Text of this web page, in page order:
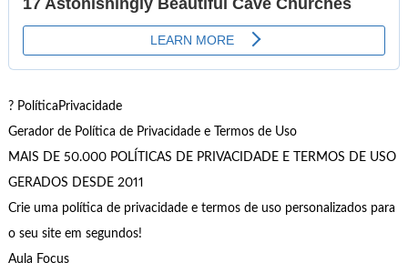
? PolíticaPrivacidade
Gerador de Política de Privacidade e Termos de Uso
MAIS DE 50.000 POLÍTICAS DE PRIVACIDADE E TERMOS DE USO
GERADOS DESDE 2011
Crie uma política de privacidade e termos de uso personalizados para
o seu site em segundos!
Aula Focus